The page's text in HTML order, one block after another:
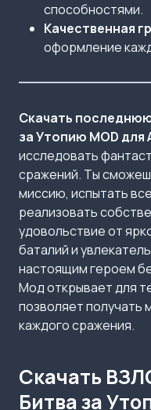
способностями.
Качественная
оформление
Скачать
за Утопию MOD для
исследовать
сражений. Ты
миссию, испытать
реализовать
удовольствие от
баталий и
настоящим героем
Мод открывает для
позволяет получать
каждого сражения.
Скачать
Битва за